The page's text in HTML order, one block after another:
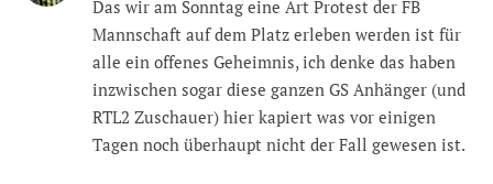
Das wir am Sonntag eine Art Protest der FB
Mannschaft auf dem Platz erleben werden ist für
alle ein offenes Geheimnis, ich denke das haben
inzwischen sogar diese ganzen GS Anhänger (und
RTL2 Zuschauer) hier kapiert was vor einigen
Tagen noch überhaupt nicht der Fall gewesen ist.